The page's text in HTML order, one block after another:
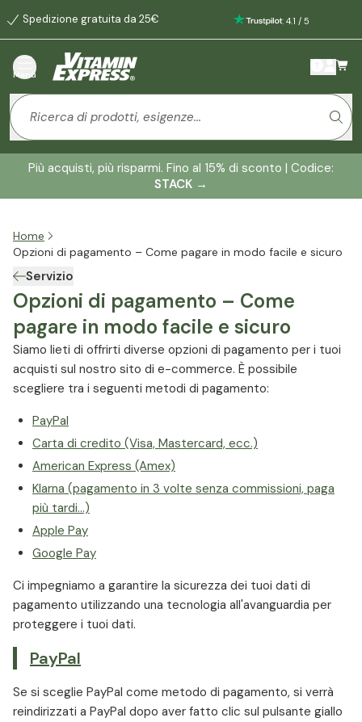
Spedizione gratuita da 25€ : 4.1 / 5
Menù
Più acquisti, più risparmi. Fino al 15% di sconto | Codice:
STACK →
Home
Opzioni di pagamento – Come pagare in modo facile e sicuro
Servizio
Opzioni di pagamento – Come
pagare in modo facile e sicuro
Siamo lieti di offrirti diverse opzioni di pagamento per i tuoi
acquisti sul nostro sito di e-commerce. È possibile
scegliere tra i seguenti metodi di pagamento:
PayPal
Carta di credito (Visa, Mastercard, ecc.)
American Express (Amex)
Klarna (pagamento in 3 volte senza commissioni, paga
più tardi...)
Apple Pay
Google Pay
Ci impegniamo a garantire la sicurezza dei tuoi dati di
pagamento utilizzando una tecnologia all'avanguardia per
proteggere i tuoi dati.
PayPal
Se si sceglie PayPal come metodo di pagamento, si verrà
reindirizzati a PayPal dopo aver fatto clic sul pulsante giallo